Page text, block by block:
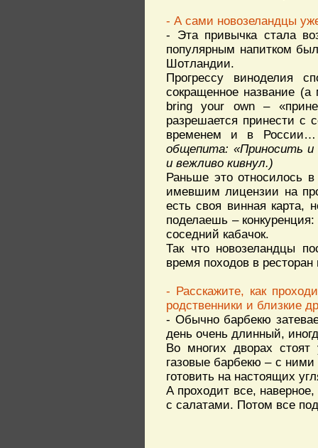
- А сами новозеландцы
- Эта привычка стала
популярным напитком
Шотландии.
Прогрессу виноделия
сокращенное название
bring your own –
разрешается принести с
временем и в
общепита: «Приносить и
и вежливо кивнул.)
Раньше это относилось
имевшим лицензии на
есть своя винная карта,
поделаешь –
соседний кабачок.
Так что новозеландцы
время походов в
- Расскажите, как
родственники и близкие
- Обычно барбекю
день очень длинный,
Во многих дворах стоят
газовые барбекю – с
готовить на настоящих
А проходит все,
с салатами. Потом все